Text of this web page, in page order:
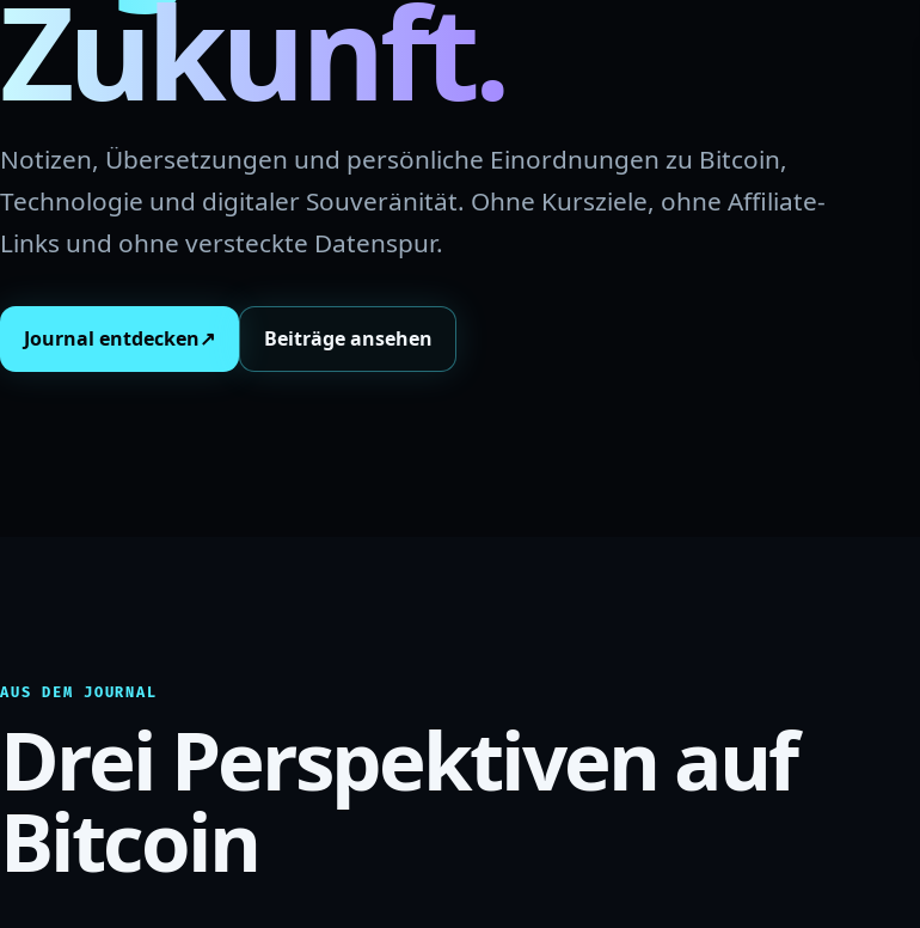
Zukunft.
Notizen, Übersetzungen und persönliche Einordnungen zu Bitcoin,
Technologie und digitaler Souveränität. Ohne Kursziele, ohne Affiliate-
Links und ohne versteckte Datenspur.
Journal entdecken↗ Beiträge ansehen
AUS DEM JOURNAL
Drei Perspektiven auf
Bitcoin